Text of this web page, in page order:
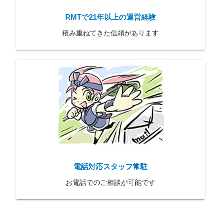
RMTで21年以上の運営経験
積み重ねてきた信頼があります
電話対応スタッフ常駐
お電話でのご相談が可能です